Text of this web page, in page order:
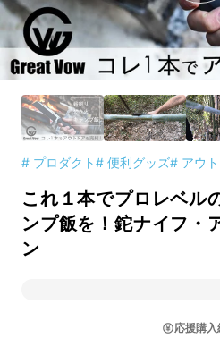
# プロダクト# 便利グッズ# アウ
これ１本でプロレベル
ンプ飯を！鉈ナイフ・
ン
応援購入